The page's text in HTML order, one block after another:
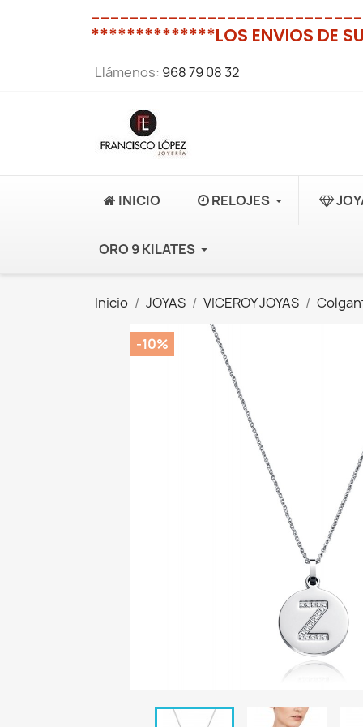
----------------------------
**************LOS ENVIOS DE
Llámenos: 968 79 08 32
INICIO RELOJES
ORO 9 KILATES
Inicio JOYAS VICEROY JOYAS
-10%